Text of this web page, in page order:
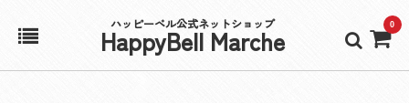
ハッピーベル公式ネットショップ
HappyBell Marche 0